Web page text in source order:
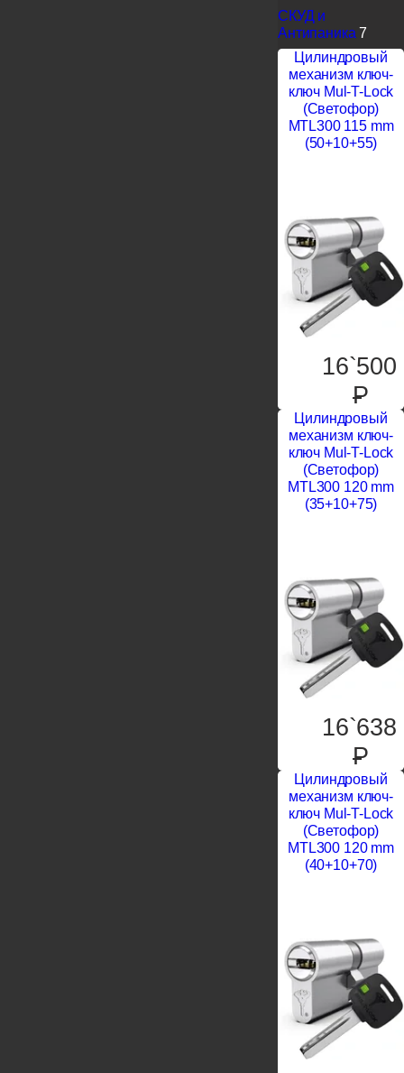
СКУД и
Антипаника 7
Цилиндровый
механизм ключ-
ключ Mul-T-Lock
(Светофор)
MTL300 115 mm
(50+10+55)
16`500
P
Цилиндровый
механизм ключ-
ключ Mul-T-Lock
(Светофор)
MTL300 120 mm
(35+10+75)
16`638
P
Цилиндровый
механизм ключ-
ключ Mul-T-Lock
(Светофор)
MTL300 120 mm
(40+10+70)